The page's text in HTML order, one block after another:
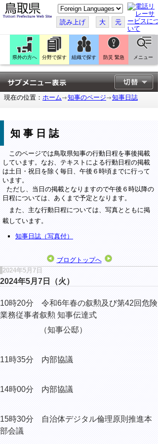
こ
の
ペ
ー
ジ
翻
訳
す
る
読み上げ 大 元
県外の方へ 分野で探す 組織で探す 防災 緊急 メニュー
現在の位置： ホーム 知事のページ 知事日誌
知事日誌
このページでは鳥取県知事の行動日程を事後掲載
しています。なお、テキストによる行動日程の掲載
は土日・祝日を除く毎日、午後６時頃までに行って
います。
ただし、当日の掲載となりますので午後６時以降の
日程については、あくまで予定となります。
また、主な行動日程については、写真とともに掲
載しています。
知事日誌（写真付）
ブログトップへ
2024年5月7日
2024年5月7日（火）
10時20分 令和6年春の叙勲及び第42回危険
業務従事者叙勲 知事伝達式
（知事公邸）
11時35分 内部協議
14時00分 内部協議
15時30分 自治体デジタル倫理原則推進本
部会議